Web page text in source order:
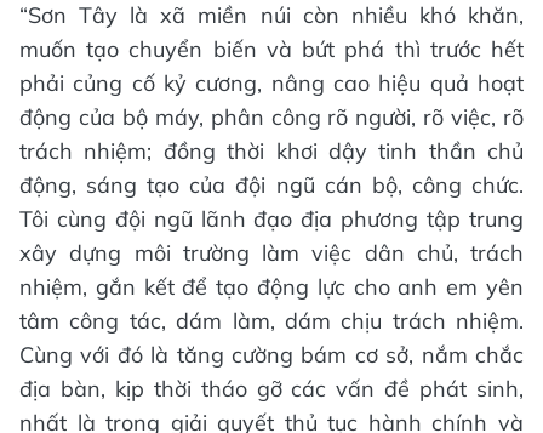
“Sơn Tây là xã miền núi còn nhiều khó khăn,
muốn tạo chuyển biến và bứt phá thì trước hết
phải củng cố kỷ cương, nâng cao hiệu quả hoạt
động của bộ máy, phân công rõ người, rõ việc, rõ
trách nhiệm; đồng thời khơi dậy tinh thần chủ
động, sáng tạo của đội ngũ cán bộ, công chức.
Tôi cùng đội ngũ lãnh đạo địa phương tập trung
xây dựng môi trường làm việc dân chủ, trách
nhiệm, gắn kết để tạo động lực cho anh em yên
tâm công tác, dám làm, dám chịu trách nhiệm.
Cùng với đó là tăng cường bám cơ sở, nắm chắc
địa bàn, kịp thời tháo gỡ các vấn đề phát sinh,
nhất là trong giải quyết thủ tục hành chính và